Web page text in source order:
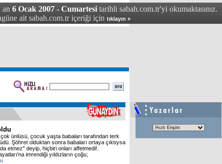
an 6 Ocak 2007 - Cumartesi tarihli sabah.com.tr'yi okumaktasınız.
ait sabah.com.tr içeriği için tıklayın »
ünlüsü, çocuk yaşta babaları tarafından terk
Şöhret olduktan sonra babaları ortaya çıktıysa
etmez" deyip, hiçbiri onları affetmedi!.
imrendiği yıldızların çoğu;